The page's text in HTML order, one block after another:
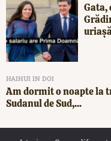
Gata,
HAIHUI IN DOI
Am dormit o noapte la
Sudanul de Sud,...